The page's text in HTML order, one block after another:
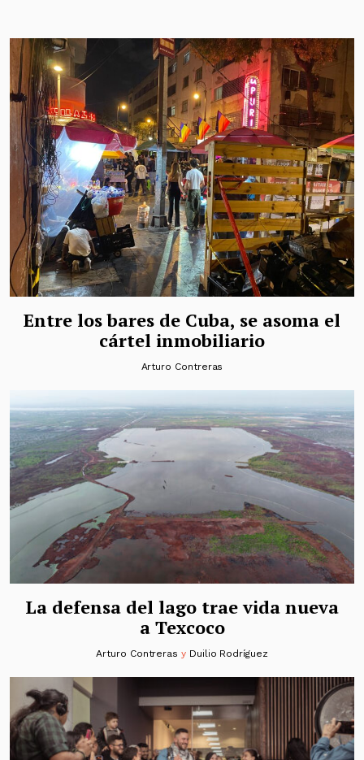
Entre los bares de Cuba, se asoma el
cártel inmobiliario
Arturo Contreras
La defensa del lago trae vida nueva
a Texcoco
Arturo Contreras y Duilio Rodríguez